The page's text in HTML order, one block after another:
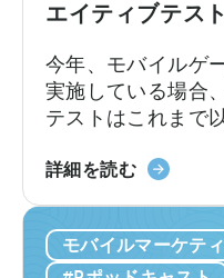
の
う
に
活
用
す
る
か」
に
広
告
主
が
知
っ
て
お
く
べ
エイティブテス
今年、モバイルゲ
実施している場合
テストはこれまで
ものとなっていま
なく、それらを適
のを選別できるか
詳細を読むモ
ル
モバイルマーケテ